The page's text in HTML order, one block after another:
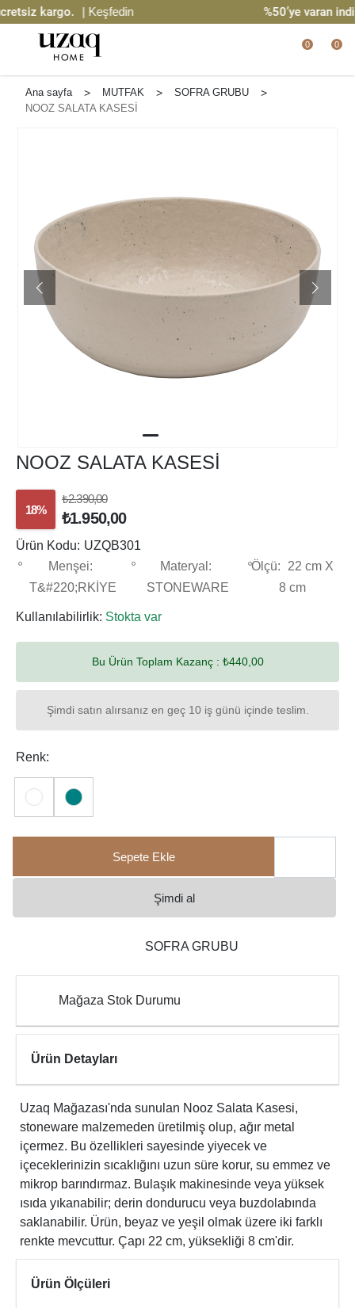
kargo. | Keşfedin %50’ye varan
0 0
Ana sayfa > MUTFAK > SOFRA GRUBU >
NOOZ SALATA KASESİ
NOOZ SALATA KASESİ
18%
₺2.390,00
₺1.950,00
Ürün Kodu: UZQB301
Menşei:
T&#220;RKİYE
Materyal:
STONEWARE
Ölçü:
22 cm X
8 cm
Kullanılabilirlik: Stokta var
Bu Ürün Toplam Kazanç : ₺440,00
Şimdi satın alırsanız en geç 10 iş günü içinde teslim.
Renk:
Sepete Ekle
Şimdi al
SOFRA GRUBU
Mağaza Stok Durumu
Ürün Detayları
Uzaq Mağazası'nda sunulan Nooz Salata Kasesi,
stoneware malzemeden üretilmiş olup, ağır metal
içermez. Bu özellikleri sayesinde yiyecek ve
içeceklerinizin sıcaklığını uzun süre korur, su emmez ve
mikrop barındırmaz. Bulaşık makinesinde veya yüksek
ısıda yıkanabilir; derin dondurucu veya buzdolabında
saklanabilir. Ürün, beyaz ve yeşil olmak üzere iki farklı
renkte mevcuttur. Çapı 22 cm, yüksekliği 8 cm'dir.
Ürün Ölçüleri